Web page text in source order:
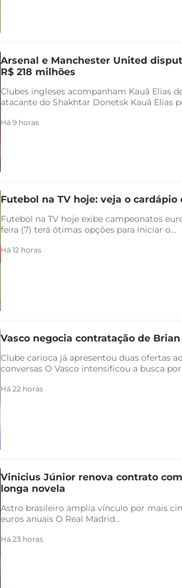
Arsenal e Manchester United
R$ 218 milhões
Clubes ingleses acompanham Kauã Elias
atacante do Shakhtar Donetsk Kauã Elias
Há 9 horas
Futebol na TV hoje: veja o
Futebol na TV hoje exibe campeonatos
feira (7) terá ótimas opções para iniciar o...
Há 12 horas
Vasco negocia contratação de
Clube carioca já apresentou duas ofertas
conversas O Vasco intensificou a busca
Há 22 horas
Vinicius Júnior renova contrato
longa novela
Astro brasileiro amplia vínculo por mais
euros anuais O Real Madrid...
Há 23 horas